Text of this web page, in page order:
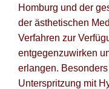
Homburg und der
der ästhetischen
Verfahren zur
entgegenzuwirken
erlangen.
Unterspritzung mit